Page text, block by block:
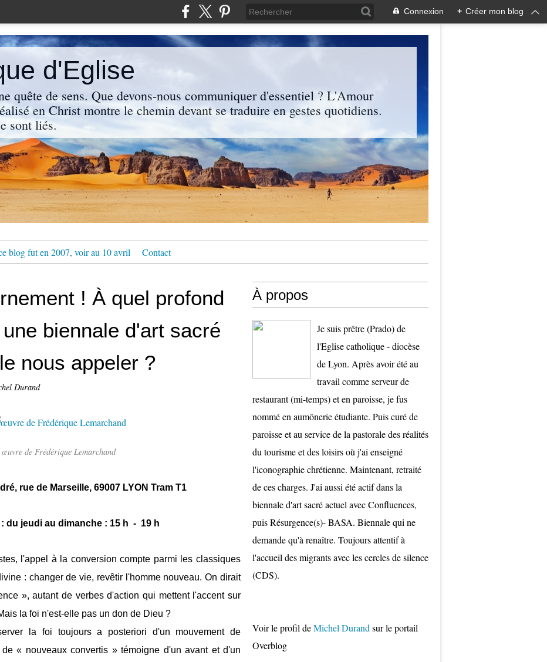
Connexion + Créer mon blog
d'Eglise
quête de sens. Que devons-nous communiquer d'essentiel ? L'Amour
en Christ montre le chemin devant se traduire en gestes quotidiens.
sont liés.
blog fut en 2007, voir au 10 avril Contact
! À quel profond
biennale d'art sacré
nous appeler ?
Durand
œuvre de Frédérique Lemarchand
rue de Marseille, 69007 LYON Tram T1
du jeudi au dimanche : 15 h - 19 h
l'appel à la conversion compte parmi les classiques
: changer de vie, revêtir l'homme nouveau. On dirait
», autant de verbes d'action qui mettent l'accent sur
la foi n'est-elle pas un don de Dieu ?
la foi toujours a posteriori d'un mouvement de
« nouveaux convertis » témoigne d'un avant et d'un
À propos
Je suis prêtre (Prado) de
l'Eglise catholique - diocèse
de Lyon. Après avoir été au
travail comme serveur de
restaurant (mi-temps) et en paroisse, je fus
nommé en aumônerie étudiante. Puis curé de
paroisse et au service de la pastorale des réalités
du tourisme et des loisirs où j'ai enseigné
l'iconographie chrétienne. Maintenant, retraité
de ces charges. J'ai aussi été actif dans la
biennale d'art sacré actuel avec Confluences,
puis Résurgence(s)- BASA. Biennale qui ne
demande qu'à renaître. Toujours attentif à
l'accueil des migrants avec les cercles de silence
(CDS).
Voir le profil deMichel Durand sur le portail
Overblog